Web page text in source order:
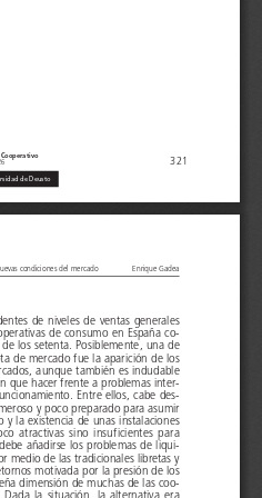
Cooperativo
                                                           321
de Deusto
condiciones del mercado Enrique Gadea
de  niveles  de  ventas  generales
de consumo en España co-
los setenta. Posiblemente, una de
de mercado fue la aparición de los
aunque también es indudable
que hacer frente a problemas inter-
Entre ellos, cabe des-
y poco preparado para asumir
y la existencia de unas instalaciones
atractivas  sino  insuficientes  para
añadirse los problemas de liqui-
medio de las tradicionales libretas y
motivada por la presión de los
dimensión de muchas de las coo-